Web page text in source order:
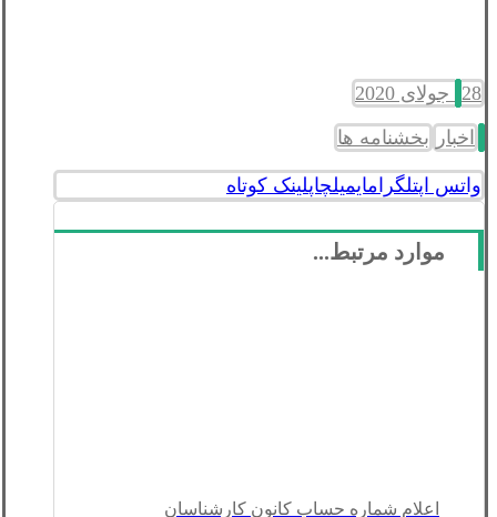
28 جولای 2020
اخبار بخشنامه ها
واتس اپتلگرامایمیلچاپلینک کوتاه
موارد مرتبط...
اعلام شماره حساب کانون کارشناسان